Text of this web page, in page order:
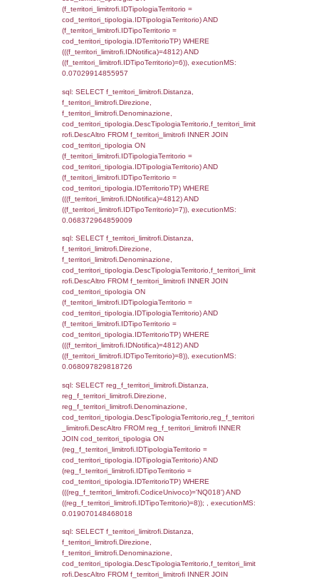
sql: SELECT el_regioni.Regione,
el_comuni.Comune,
f_confini INNER JOIN ((el_comuni INNER
ON el_comuni.IstProvincia =
INNER JOIN el_regioni ON
el_regioni.IstRegione) ON
el_comuni.IstComune WHERE
(((f_confini.IDNotifica)=4812));,
0.00071501731872559
sql: SELECT
SEPARATOR '; ') AS DescAltro,
(f_territori_limitrofi.IDTipologiaTerritorio =
cod_territori_tipologia.IDTipologiaTerritorio
f_territori_limitrofi.IDTipoTerritorio =
cod_territori_tipologia.IDTerritorioTP )
((f_territori_limitrofi.IDNotifica) = 4812 ) AND
cod_territori_tipologia.IDTerritorioTP = 1)
executionMS: 0.079021215438843
sql: SELECT f_territori_limitrofi.Distanza,
f_territori_limitrofi.Direzione,
f_territori_limitrofi.Denominazione,
f_territori_limitrofi.DescAltro,
f_territori_limitrofi INNER JOIN
(f_territori_limitrofi.IDTipologiaTerritorio =
cod_territori_tipologia.IDTipologiaTerritorio)
cod_territori_tipologia.IDTerritorioTP)
(((f_territori_limitrofi.IDNotifica)=4812) AND
((f_territori_limitrofi.IDTipoTerritorio)=2)),